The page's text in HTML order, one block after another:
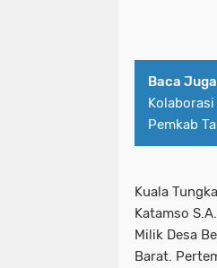
Baca
Pemkab
Kuala
Katamso
Milik Desa
Barat.